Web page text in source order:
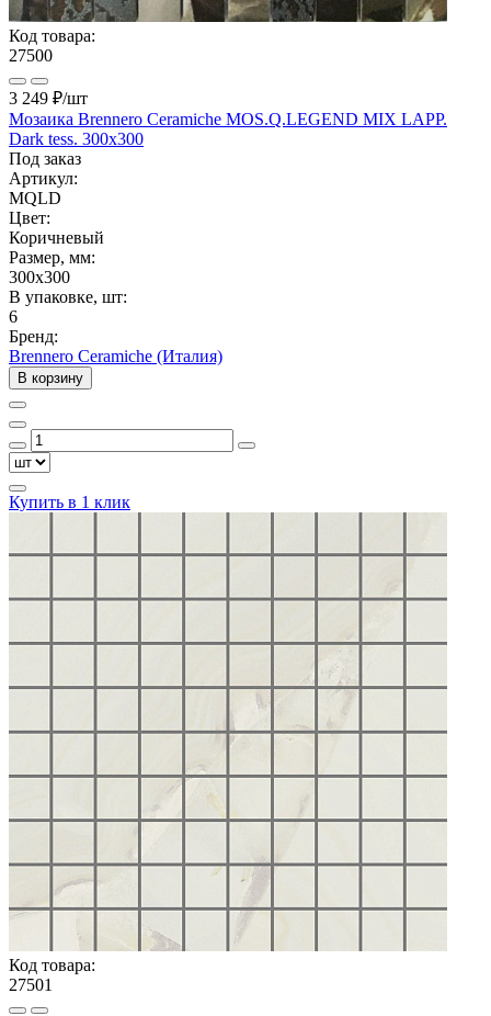
Код товара:
27500
3 249 ₽/шт
Мозаика Brennero Ceramiche MOS.Q.LEGEND MIX LAPP.
Dark tess. 300x300
Под заказ
Артикул:
MQLD
Цвет:
Коричневый
Размер, мм:
300x300
В упаковке, шт:
6
Бренд:
Brennero Ceramiche (Италия)
В корзину
Купить в 1 клик
Код товара:
27501